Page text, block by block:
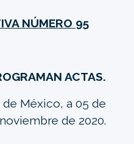
NÚMERO 95
ACTAS.
México, a 05 de
noviembre de 2020.